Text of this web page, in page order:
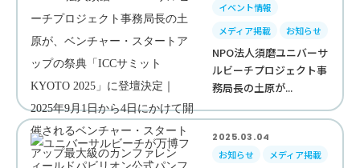
イベント情報
メディア掲載
お知らせ
NPO法人須磨ユニバーサ
ルビーチプロジェクト事
務局長の土原が...
2025.03.04
お知らせ
メディア掲載